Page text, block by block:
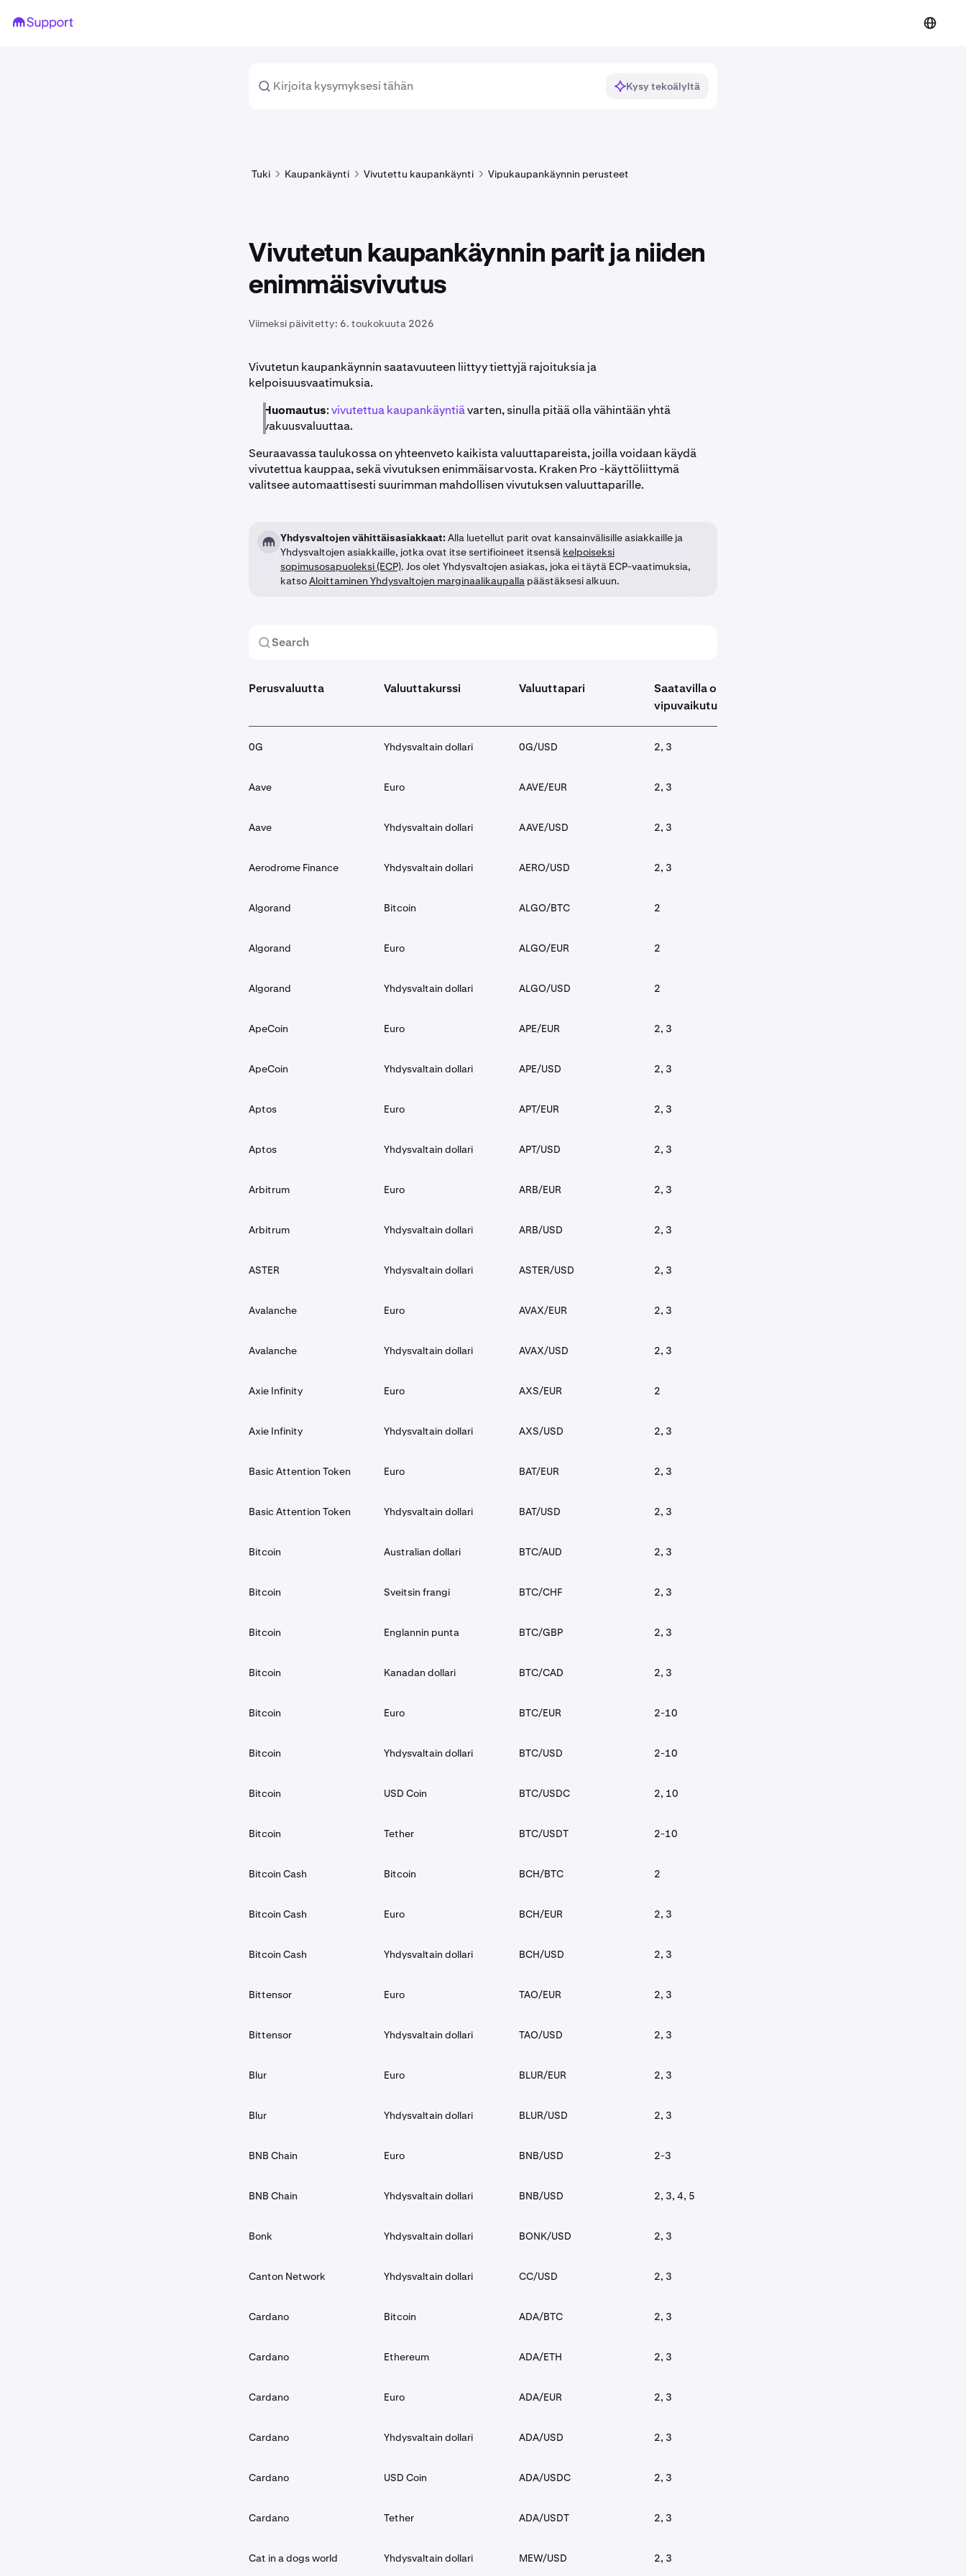
Kysy tekoälyltä
Tuki Kaupankäynti Vivutettu kaupankäynti Vipukaupankäynnin perusteet
Vivutetun kaupankäynnin parit ja niiden
enimmäisvivutus
Viimeksi päivitetty: 6. toukokuuta 2026
Vivutetun kaupankäynnin saatavuuteen liittyy tiettyjä rajoituksia ja
kelpoisuusvaatimuksia.
Huomautus:vivutettua kaupankäyntiävarten, sinulla pitää olla vähintään yhtä
vakuusvaluuttaa.
Seuraavassa taulukossa on yhteenveto kaikista valuuttapareista, joilla voidaan käydä
vivutettua kauppaa, sekä vivutuksen enimmäisarvosta. Kraken Pro -käyttöliittymä
valitsee automaattisesti suurimman mahdollisen vivutuksen valuuttaparille.
Yhdysvaltojen vähittäisasiakkaat:Alla luetellut parit ovat kansainvälisille asiakkaille ja
Yhdysvaltojen asiakkaille, jotka ovat itse sertifioineet itsensä kelpoiseksi
sopimusosapuoleksi (ECP). Jos olet Yhdysvaltojen asiakas, joka ei täytä ECP-vaatimuksia,
katsoAloittaminen Yhdysvaltojen marginaalikaupalla päästäksesi alkuun.
Perusvaluutta Valuuttakurssi Valuuttapari
Saatavilla oleva
vipuvaikutus
0G Yhdysvaltain dollari 0G/USD 2, 3
Aave Euro AAVE/EUR 2, 3
Aave Yhdysvaltain dollari AAVE/USD 2, 3
Aerodrome Finance Yhdysvaltain dollari AERO/USD 2, 3
Algorand Bitcoin ALGO/BTC 2
Algorand Euro ALGO/EUR 2
Algorand Yhdysvaltain dollari ALGO/USD 2
ApeCoin Euro APE/EUR 2, 3
ApeCoin Yhdysvaltain dollari APE/USD 2, 3
Aptos Euro APT/EUR 2, 3
Aptos Yhdysvaltain dollari APT/USD 2, 3
Arbitrum Euro ARB/EUR 2, 3
Arbitrum Yhdysvaltain dollari ARB/USD 2, 3
ASTER Yhdysvaltain dollari ASTER/USD 2, 3
Avalanche Euro AVAX/EUR 2, 3
Avalanche Yhdysvaltain dollari AVAX/USD 2, 3
Axie Infinity Euro AXS/EUR 2
Axie Infinity Yhdysvaltain dollari AXS/USD 2, 3
Basic Attention Token Euro BAT/EUR 2, 3
Basic Attention Token Yhdysvaltain dollari BAT/USD 2, 3
Bitcoin Australian dollari BTC/AUD 2, 3
Bitcoin Sveitsin frangi BTC/CHF 2, 3
Bitcoin Englannin punta BTC/GBP 2, 3
Bitcoin Kanadan dollari BTC/CAD 2, 3
Bitcoin Euro BTC/EUR 2-10
Bitcoin Yhdysvaltain dollari BTC/USD 2-10
Bitcoin USD Coin BTC/USDC 2, 10
Bitcoin Tether BTC/USDT 2-10
Bitcoin Cash Bitcoin BCH/BTC 2
Bitcoin Cash Euro BCH/EUR 2, 3
Bitcoin Cash Yhdysvaltain dollari BCH/USD 2, 3
Bittensor Euro TAO/EUR 2, 3
Bittensor Yhdysvaltain dollari TAO/USD 2, 3
Blur Euro BLUR/EUR 2, 3
Blur Yhdysvaltain dollari BLUR/USD 2, 3
BNB Chain Euro BNB/USD 2-3
BNB Chain Yhdysvaltain dollari BNB/USD 2, 3, 4, 5
Bonk Yhdysvaltain dollari BONK/USD 2, 3
Canton Network Yhdysvaltain dollari CC/USD 2, 3
Cardano Bitcoin ADA/BTC 2, 3
Cardano Ethereum ADA/ETH 2, 3
Cardano Euro ADA/EUR 2, 3
Cardano Yhdysvaltain dollari ADA/USD 2, 3
Cardano USD Coin ADA/USDC 2, 3
Cardano Tether ADA/USDT 2, 3
Cat in a dogs world Yhdysvaltain dollari MEW/USD 2, 3